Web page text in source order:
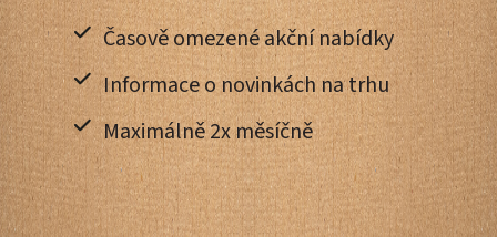
Časově omezené akční nabídky
Informace o novinkách na trhu
Maximálně 2x měsíčně